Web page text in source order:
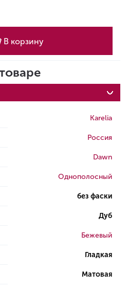
В корзину
Karelia
Россия
Dawn
Однополосный
без фаски
Дуб
Бежевый
Гладкая
Матовая